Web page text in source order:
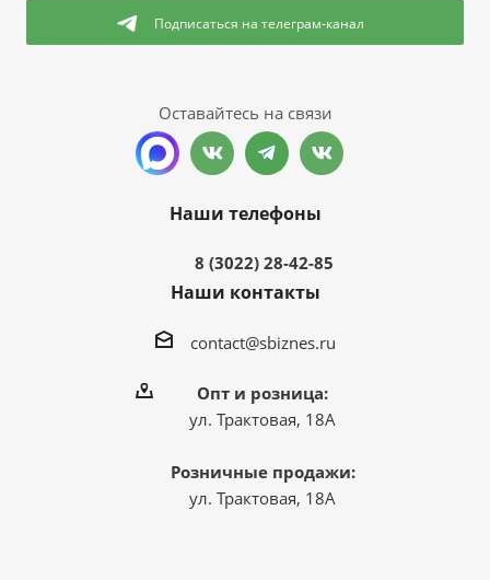
Подписаться на телеграм-канал
Оставайтесь на связи
Наши телефоны
8 (3022) 28-42-85
Наши контакты
contact@sbiznes.ru
Опт и розница:
ул. Трактовая, 18А
Розничные продажи:
ул. Трактовая, 18А